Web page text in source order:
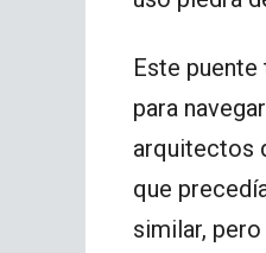
Este
para
arquitectos
que
similar,